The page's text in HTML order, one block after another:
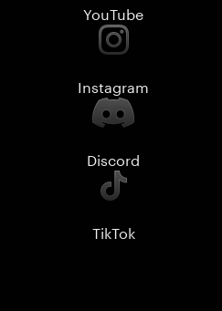
YouTube
Instagram
Discord
TikTok